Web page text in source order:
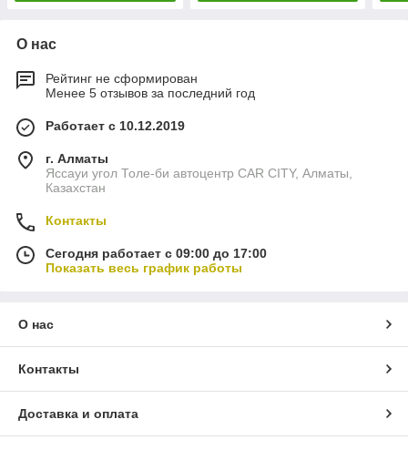
О нас
Рейтинг не сформирован
Менее 5 отзывов за последний год
Работает с 10.12.2019
г. Алматы
Яссауи угол Толе-би автоцентр CAR CITY, Алматы,
Казахстан
Контакты
Сегодня работает с 09:00 до 17:00
Показать весь график работы
О нас
Контакты
Доставка и оплата